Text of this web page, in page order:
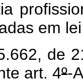
em
de
art. 4º-